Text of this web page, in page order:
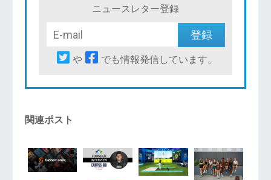
ニュースレター登録
や でも情報発信しています。
関連ポスト